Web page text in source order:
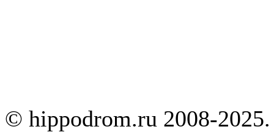
© hippodrom.ru 2008-